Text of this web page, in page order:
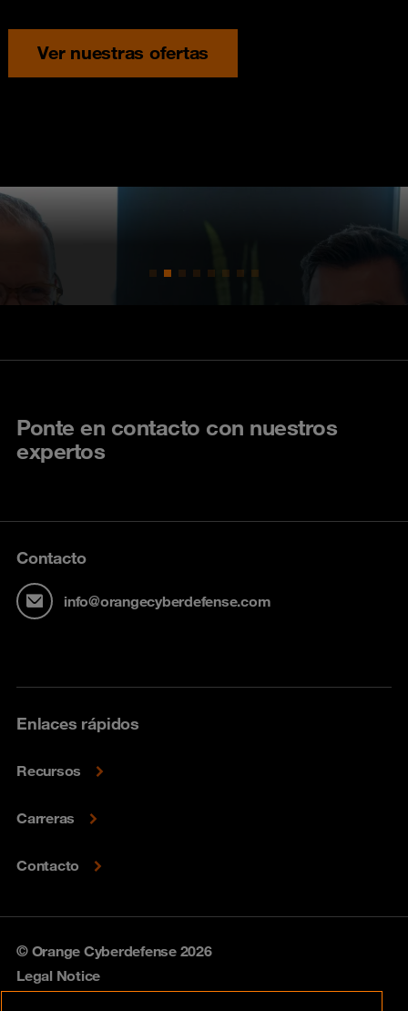
Ver nuestras ofertas
Ponte en contacto con nuestros
expertos
Contacto
info@orangecyberdefense.com
Enlaces rápidos
Recursos
Carreras
Contacto
© Orange Cyberdefense 2026
Legal Notice